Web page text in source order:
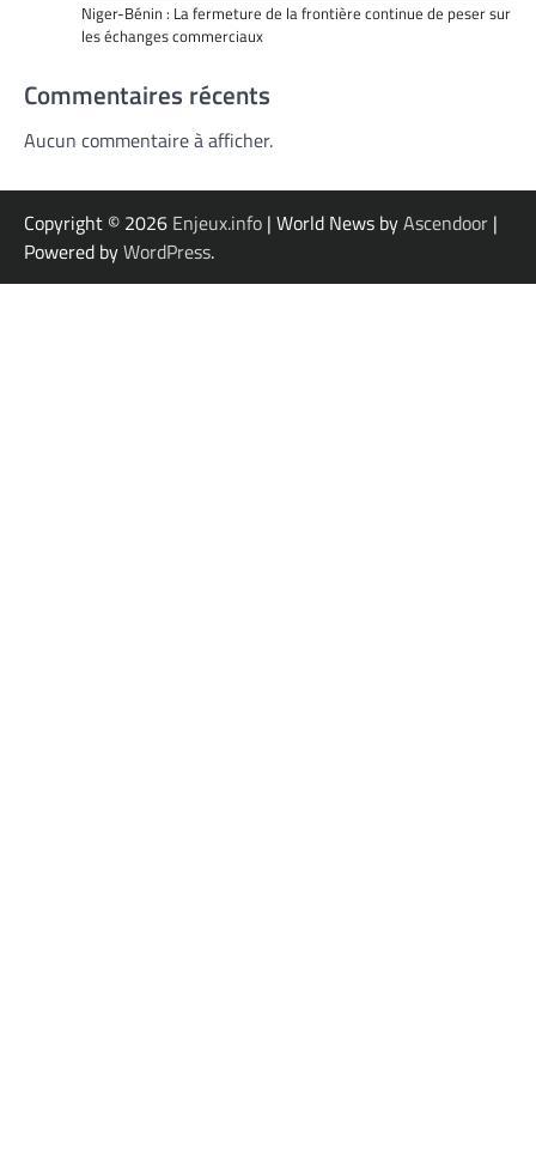
Niger-Bénin : La fermeture de la frontière continue de peser sur
les échanges commerciaux
Commentaires récents
Aucun commentaire à afficher.
Copyright © 2026 Enjeux.info | World News byAscendoor |
Powered byWordPress.